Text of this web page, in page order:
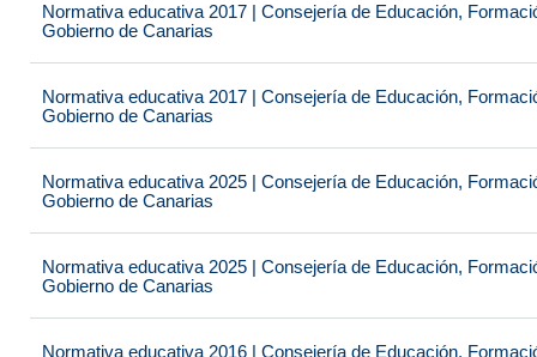
Normativa educativa 2017 | Consejería de Educación,
Gobierno de Canarias
Normativa educativa 2017 | Consejería de Educación,
Gobierno de Canarias
Normativa educativa 2025 | Consejería de Educación,
Gobierno de Canarias
Normativa educativa 2025 | Consejería de Educación,
Gobierno de Canarias
Normativa educativa 2016 | Consejería de Educación,